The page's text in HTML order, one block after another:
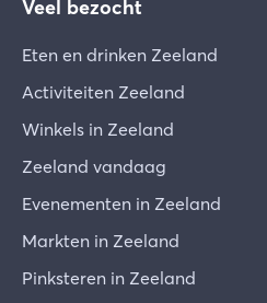
Veel bezocht
Eten en drinken Zeeland
Activiteiten Zeeland
Winkels in Zeeland
Zeeland vandaag
Evenementen in Zeeland
Markten in Zeeland
Pinksteren in Zeeland